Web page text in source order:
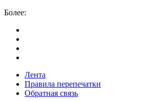
Более:
Лента
Правила перепечатки
Обратная связь